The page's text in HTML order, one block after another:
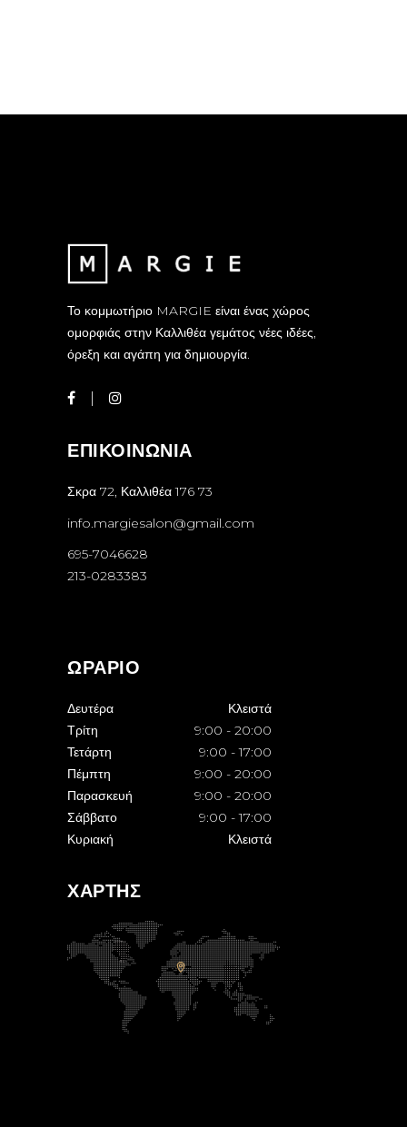
Το κομμωτήριο MARGIE είναι ένας χώρος
ομορφιάς στην Καλλιθέα γεμάτος νέες ιδέες,
όρεξη και αγάπη για δημιουργία.
ΕΠΙΚΟΙΝΩΝΙΑ
Σκρα 72, Καλλιθέα 176 73
info.margiesalon@gmail.com
695-7046628
213-0283383
ΩΡΑΡΙΟ
Δευτέρα
Κλειστά
Τρίτη
9:00 - 20:00
Τετάρτη
9:00 - 17:00
Πέμπτη
9:00 - 20:00
Παρασκευή
9:00 - 20:00
Σάββατο
9:00 - 17:00
Κυριακή
Κλειστά
ΧΑΡΤΗΣ